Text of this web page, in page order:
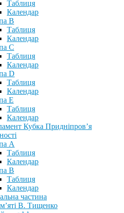
Таблиця
Календар
В
Таблиця
Календар
С
Таблиця
Календар
D
Таблиця
Календар
Е
Таблиця
Календар
Кубка Придніпров’я
А
Таблиця
Календар
В
Таблиця
Календар
частина
В. Тищенко